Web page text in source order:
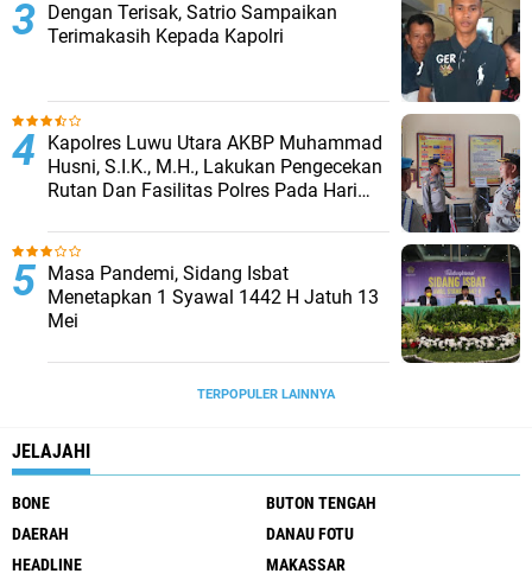
Dengan Terisak, Satrio Sampaikan
Terimakasih Kepada Kapolri
Kapolres Luwu Utara AKBP Muhammad
Husni, S.I.K., M.H., Lakukan Pengecekan
Rutan Dan Fasilitas Polres Pada Hari
Masa Pandemi, Sidang Isbat
Menetapkan 1 Syawal 1442 H Jatuh 13
Mei
TERPOPULER LAINNYA
JELAJAHI
BONE
BUTON TENGAH
DAERAH
DANAU FOTU
HEADLINE
MAKASSAR